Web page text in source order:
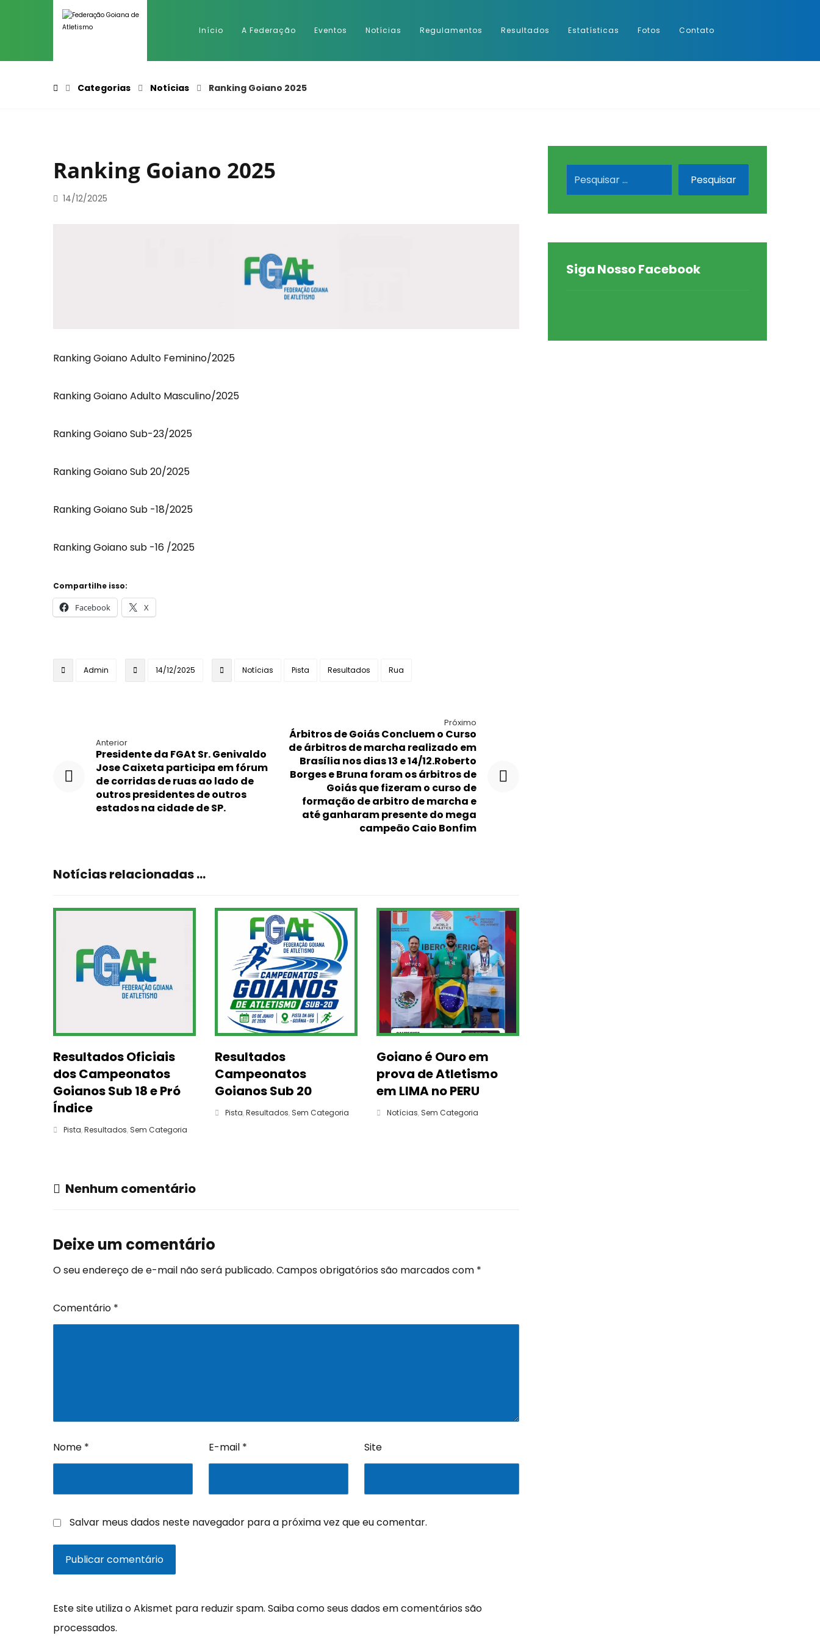
Início A Federação Eventos Notícias Regulamentos Resultados Estatísticas Fotos Contato
Categorias Notícias Ranking Goiano 2025
Ranking Goiano 2025
14/12/2025
Ranking Goiano Adulto Feminino/2025
Ranking Goiano Adulto Masculino/2025
Ranking Goiano Sub-23/2025
Ranking Goiano Sub 20/2025
Ranking Goiano Sub -18/2025
Ranking Goiano sub -16 /2025
Compartilhe isso:
Facebook X
Admin 14/12/2025 Notícias Pista Resultados Rua
Anterior
Presidente da FGAt Sr. Genivaldo
Jose Caixeta participa em fórum
de corridas de ruas ao lado de
outros presidentes de outros
estados na cidade de SP.
Próximo
Árbitros de Goiás Concluem o Curso
de árbitros de marcha realizado em
Brasília nos dias 13 e 14/12.Roberto
Borges e Bruna foram os árbitros de
Goiás que fizeram o curso de
formação de arbitro de marcha e
até ganharam presente do mega
campeão Caio Bonfim
Notícias relacionadas ...
Resultados Oficiais
dos Campeonatos
Goianos Sub 18 e Pró
Índice
Pista,Resultados, Sem Categoria
Resultados
Campeonatos
Goianos Sub 20
Pista,Resultados, Sem Categoria
Goiano é Ouro em
prova de Atletismo
em LIMA no PERU
Notícias, Sem Categoria
Nenhum comentário
Deixe um comentário
O seu endereço de e-mail não será publicado. Campos obrigatórios são marcados com *
Comentário *
Nome * E-mail * Site
Salvar meus dados neste navegador para a próxima vez que eu comentar.
Este site utiliza o Akismet para reduzir spam. Saiba como seus dados em comentários são
processados.
Siga Nosso Facebook